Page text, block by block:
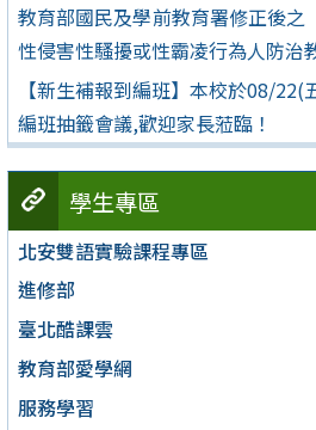
教育部國民及學前教育署修正後之
性侵害性騷擾或性霸凌行為人防治
【新生補報到編班】本校於08/
編班抽籤會議,歡迎家長蒞臨！
學生專區
北安雙語實驗課程專區
進修部
臺北酷課雲
教育部愛學網
服務學習